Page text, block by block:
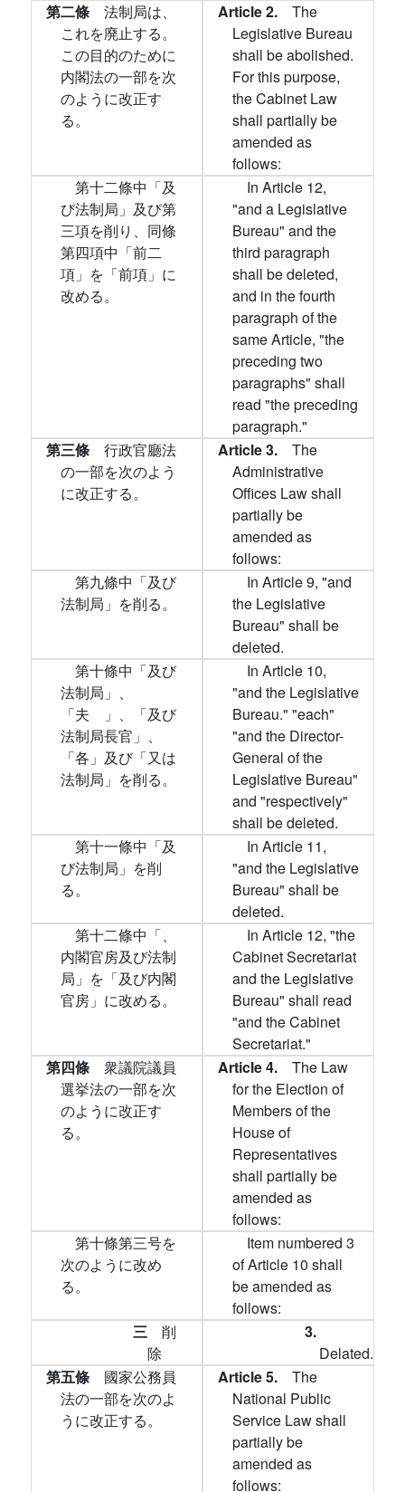
第二條 法制局は、
これを廃止する。
この目的のために
内閣法の一部を次
のように改正す
る。
Article 2. The
Legislative Bureau
shall be abolished.
For this purpose,
the Cabinet Law
shall partially be
amended as
follows:
第十二條中「及
び法制局」及び第
三項を削り、同條
第四項中「前二
項」を「前項」に
改める。
In Article 12,
"and a Legislative
Bureau" and the
third paragraph
shall be deleted,
and in the fourth
paragraph of the
same Article, "the
preceding two
paragraphs" shall
read "the preceding
paragraph."
第三條 行政官廳法
の一部を次のよう
に改正する。
Article 3. The
Administrative
Offices Law shall
partially be
amended as
follows:
第九條中「及び
法制局」を削る。
In Article 9, "and
the Legislative
Bureau" shall be
deleted.
第十條中「及び
法制局」、
「夫ゝ」、「及び
法制局長官」、
「各」及び「又は
法制局」を削る。
In Article 10,
"and the Legislative
Bureau." "each"
"and the Director-
General of the
Legislative Bureau"
and "respectively"
shall be deleted.
第十一條中「及
び法制局」を削
る。
In Article 11,
"and the Legislative
Bureau" shall be
deleted.
第十二條中「、
内閣官房及び法制
局」を「及び内閣
官房」に改める。
In Article 12, "the
Cabinet Secretariat
and the Legislative
Bureau" shall read
"and the Cabinet
Secretariat."
第四條 衆議院議員
選挙法の一部を次
のように改正す
る。
Article 4. The Law
for the Election of
Members of the
House of
Representatives
shall partially be
amended as
follows:
第十條第三号を
次のように改め
る。
Item numbered 3
of Article 10 shall
be amended as
follows:
三 削
除
3.
Delated.
第五條 國家公務員
法の一部を次のよ
うに改正する。
Article 5. The
National Public
Service Law shall
partially be
amended as
follows: